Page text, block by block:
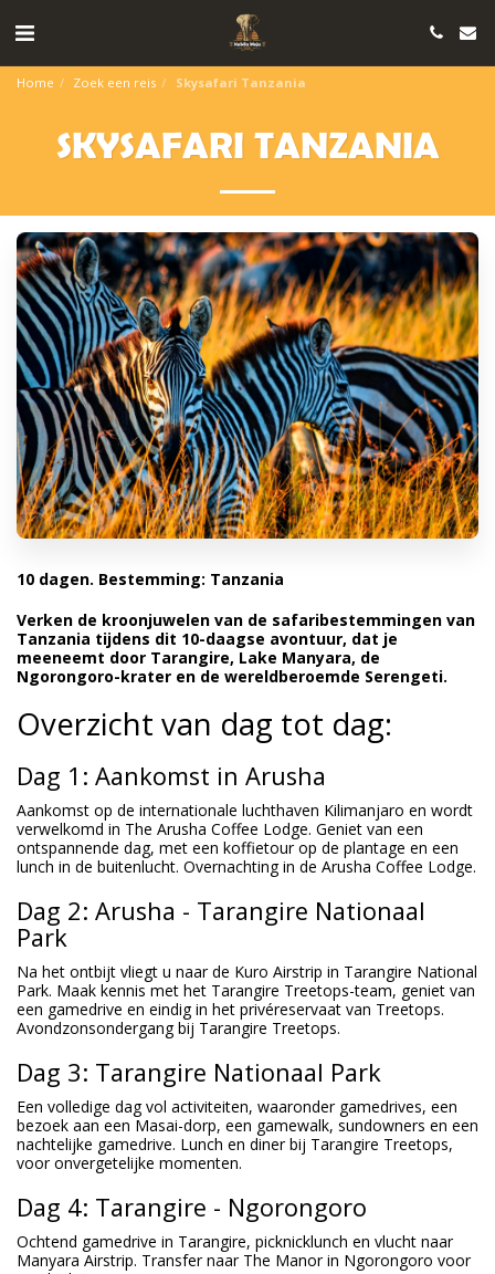
Home Zoek een reis Skysafari Tanzania
SKYSAFARI TANZANIA
10 dagen. Bestemming: Tanzania
Verken de kroonjuwelen van de safaribestemmingen van
Tanzania tijdens dit 10-daagse avontuur, dat je
meeneemt door Tarangire, Lake Manyara, de
Ngorongoro-krater en de wereldberoemde Serengeti.
Overzicht van dag tot dag:
Dag 1: Aankomst in Arusha
Aankomst op de internationale luchthaven Kilimanjaro en wordt
verwelkomd in The Arusha Coffee Lodge. Geniet van een
ontspannende dag, met een koffietour op de plantage en een
lunch in de buitenlucht. Overnachting in de Arusha Coffee Lodge.
Dag 2: Arusha - Tarangire Nationaal
Park
Na het ontbijt vliegt u naar de Kuro Airstrip in Tarangire National
Park. Maak kennis met het Tarangire Treetops-team, geniet van
een gamedrive en eindig in het privéreservaat van Treetops.
Avondzonsondergang bij Tarangire Treetops.
Dag 3: Tarangire Nationaal Park
Een volledige dag vol activiteiten, waaronder gamedrives, een
bezoek aan een Masai-dorp, een gamewalk, sundowners en een
nachtelijke gamedrive. Lunch en diner bij Tarangire Treetops,
voor onvergetelijke momenten.
Dag 4: Tarangire - Ngorongoro
Ochtend gamedrive in Tarangire, picknicklunch en vlucht naar
Manyara Airstrip. Transfer naar The Manor in Ngorongoro voor